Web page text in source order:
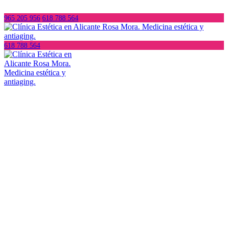
965 205 956 618 788 564
618 788 564